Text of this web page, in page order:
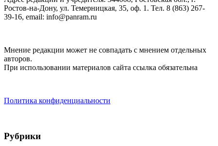
Ростов-на-Дону, ул. Темерницкая, 35, оф. 1. Тел. 8 (863) 267-
39-16, email: info@panram.ru
Мнение редакции может не совпадать с мнением отдельных
авторов.
При использовании материалов сайта ссылка обязательна
Политика конфиденциальности
Рубрики